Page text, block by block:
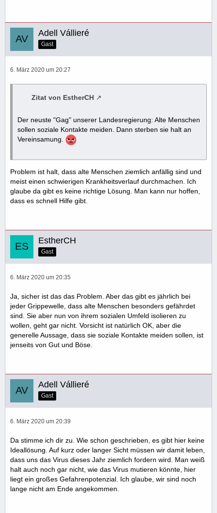
Adell Vállieré
Gast
6. März 2020 um 20:27
Zitat von EstherCH
Der neuste "Gag" unserer Landesregierung: Alte Menschen
sollen soziale Kontakte meiden. Dann sterben sie halt an
Vereinsamung.
Problem ist halt, dass alte Menschen ziemlich anfällig sind und
meist einen schwierigen Krankheitsverlauf durchmachen. Ich
glaube da gibt es keine richtige Lösung. Man kann nur hoffen,
dass es schnell Hilfe gibt.
EstherCH
Gast
6. März 2020 um 20:35
Ja, sicher ist das das Problem. Aber das gibt es jährlich bei
jeder Grippewelle, dass alte Menschen besonders gefährdet
sind. Sie aber nun von ihrem sozialen Umfeld isolieren zu
wollen, geht gar nicht. Vorsicht ist natürlich OK, aber die
generelle Aussage, dass sie soziale Kontakte meiden sollen, ist
jenseits von Gut und Böse.
Adell Vállieré
Gast
6. März 2020 um 20:39
Da stimme ich dir zu. Wie schon geschrieben, es gibt hier keine
Ideallösung. Auf kurz oder langer Sicht müssen wir damit leben,
dass uns das Virus dieses Jahr ziemlich fordern wird. Man weiß
halt auch noch gar nicht, wie das Virus mutieren könnte, hier
liegt ein großes Gefahrenpotenzial. Ich glaube, wir sind noch
lange nicht am Ende angekommen.